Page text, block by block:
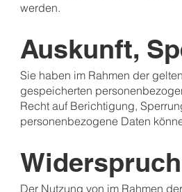
werden.
Auskunft,
Sie haben im Rahmen der
gespeicherten
Recht auf Berichtigung,
personenbezogene Daten
Der Nutzung von im Rahmen